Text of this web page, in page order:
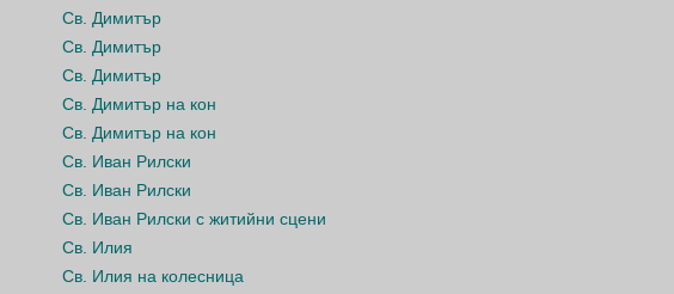
Св. Димитър
Св. Димитър
Св. Димитър
Св. Димитър на кон
Св. Димитър на кон
Св. Иван Рилски
Св. Иван Рилски
Св. Иван Рилски с житийни сцени
Св. Илия
Св. Илия на колесница